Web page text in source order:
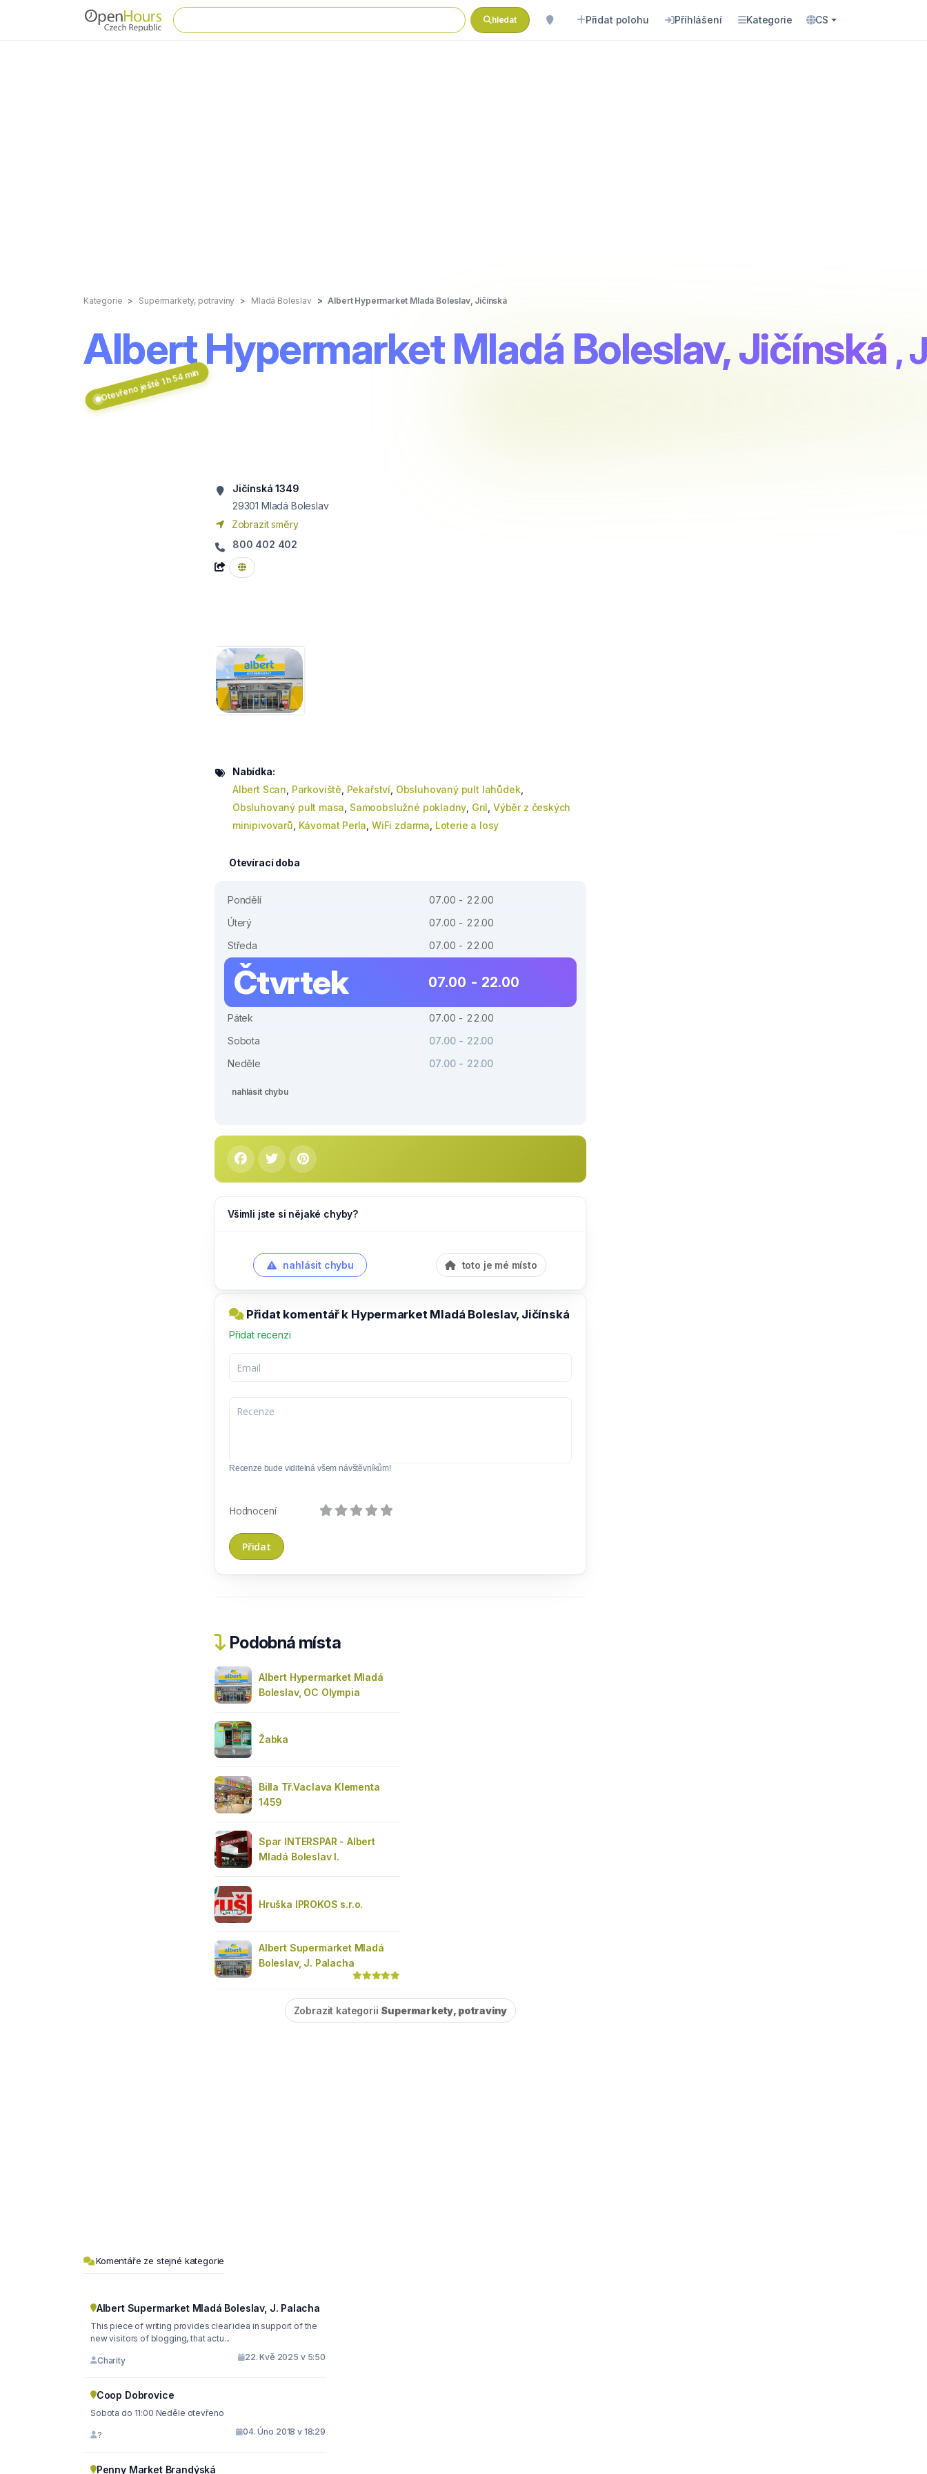
hledat Přidat polohu Příhlášení Kategorie CS
Kategorie Supermarkety, potraviny Mladá Boleslav Albert Hypermarket Mladá Boleslav, Jičínská
Albert Hypermarket Mladá Boleslav, Jičínská ,
Otevřeno ještě 1 h 54 min
Jičínská 1349
29301 Mladá Boleslav
Zobrazit směry
800 402 402
Nabídka:
Albert Scan Parkoviště Pekařství Obsluhovaný pult lahůdek,
Obsluhovaný pult masa Samoobslužné pokladny Gril Výběr z českých
minipivovarů Kávomat Perla WiFi zdarma Loterie a losy
Otevírací doba
Pondělí
07.00 - 22.00
Úterý
07.00 - 22.00
Středa
07.00 - 22.00
Čtvrtek 07.00 - 22.00
Pátek
07.00 - 22.00
Sobota
07.00 - 22.00
Neděle
07.00 - 22.00
nahlásit chybu
Všimli jste si nějaké chyby?
nahlásit chybu toto je mé místo
Přidat komentář k Hypermarket Mladá Boleslav, Jičínská
Přidat recenzi
Recenze bude viditelná všem návštěvníkům!
Hodnocení
Podobná místa
Albert Hypermarket Mladá
Boleslav, OC Olympia
Žabka
Billa Tř.Vaclava Klementa
1459
Spar INTERSPAR - Albert
Mladá Boleslav I.
Hruška IPROKOS s.r.o.
Albert Supermarket Mladá
Boleslav, J. Palacha
Zobrazit kategorii Supermarkety, potraviny
Komentáře ze stejné kategorie
Albert Supermarket Mladá Boleslav, J. Palacha
This piece of writing provides clear idea in support of the
new visitors of blogging, that actu...
Charity 22. Kvě 2025 v 5:50
Coop Dobrovice
Sobota do 11:00 Neděle otevřeno
? 04. Úno 2018 v 18:29
Penny Market Brandýská